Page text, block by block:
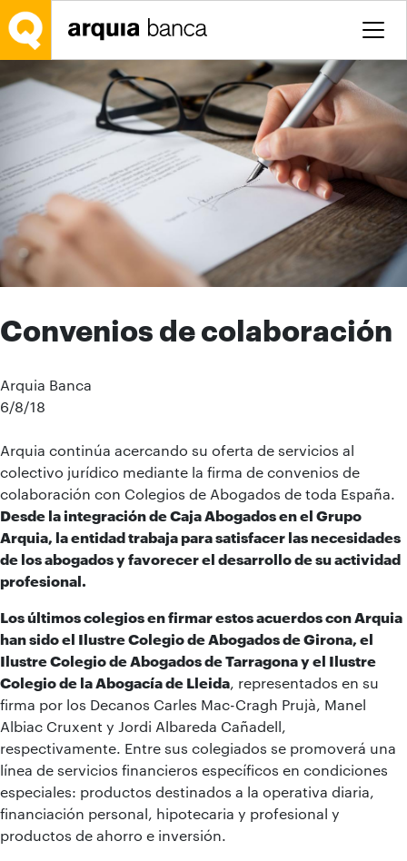
Saltar al contenido principal
Convenios de colaboración
Arquia Banca
6/8/18
Arquia continúa acercando su oferta de servicios al
colectivo jurídico mediante la firma de convenios de
colaboración con Colegios de Abogados de toda España.
Desde la integración de Caja Abogados en el Grupo
Arquia, la entidad trabaja para satisfacer las necesidades
de los abogados y favorecer el desarrollo de su actividad
profesional.
Los últimos colegios en firmar estos acuerdos con Arquia
han sido el Ilustre Colegio de Abogados de Girona, el
Ilustre Colegio de Abogados de Tarragona y el Ilustre
Colegio de la Abogacía de Lleida , representados en su
firma por los Decanos Carles Mac-Cragh Prujà, Manel
Albiac Cruxent y Jordi Albareda Cañadell,
respectivamente. Entre sus colegiados se promoverá una
línea de servicios financieros específicos en condiciones
especiales: productos destinados a la operativa diaria,
financiación personal, hipotecaria y profesional y
productos de ahorro e inversión.